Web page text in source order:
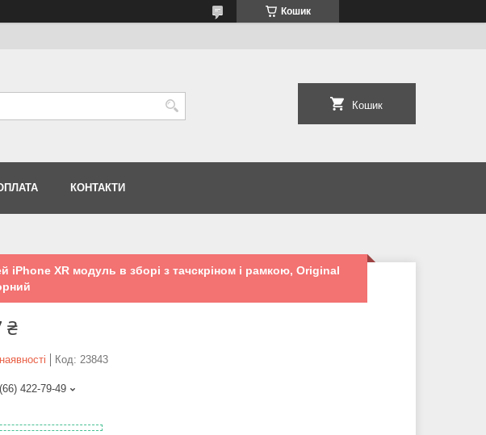
Кошик
Кошик
КОНТАКТИ
iPhone XR модуль в зборі з тачскріном і рамкою, Original
₴
Код: 23843
422-79-49